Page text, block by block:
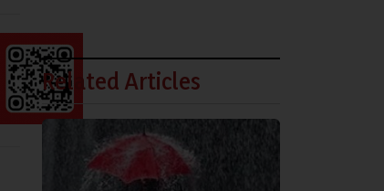
Related Articles